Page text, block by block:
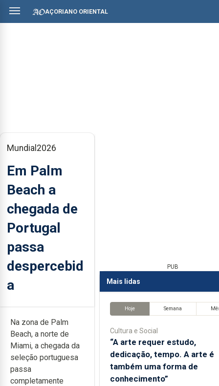
AÇORIANO ORIENTAL
Mundial2026
Em Palm
Beach a
chegada de
Portugal
passa
despercebid
a
Na zona de Palm
Beach, a norte de
Miami, a chegada da
seleção portuguesa
passa
completamente
PUB
Mais lidas
Hoje Semana
Cultura e Social
“A arte requer estudo,
dedicação, tempo. A arte é
também uma forma de
conhecimento”